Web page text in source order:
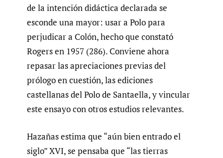
de la intención didáctica declarada se
esconde una mayor: usar a Polo para
perjudicar a Colón, hecho que constató
Rogers en 1957 (286). Conviene ahora
repasar las apreciaciones previas del
prólogo en cuestión, las ediciones
castellanas del Polo de Santaella, y vincular
este ensayo con otros estudios relevantes.
Hazañas estima que “aún bien entrado el
siglo” XVI, se pensaba que “las tierras